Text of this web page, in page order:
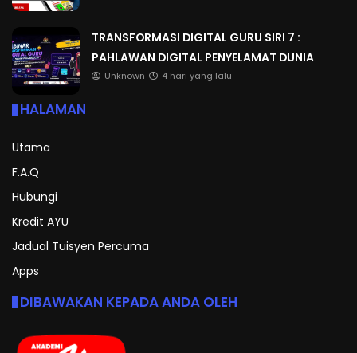
TRANSFORMASI DIGITAL GURU SIRI 7 :
PAHLAWAN DIGITAL PENYELAMAT DUNIA
Unknown 4 hari yang lalu
HALAMAN
Utama
F.A.Q
Hubungi
Kredit AYU
Jadual Tuisyen Percuma
Apps
DIBAWAKAN KEPADA ANDA OLEH